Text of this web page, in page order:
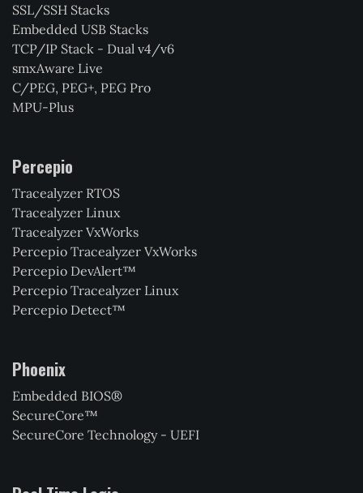
SSL/SSH Stacks
Embedded USB Stacks
TCP/IP Stack - Dual v4/v6
smxAware Live
C/PEG, PEG+, PEG Pro
MPU-Plus
Percepio
Tracealyzer RTOS
Tracealyzer Linux
Tracealyzer VxWorks
Percepio Tracealyzer VxWorks
Percepio DevAlert™
Percepio Tracealyzer Linux
Percepio Detect™
Phoenix
Embedded BIOS®
SecureCore™
SecureCore Technology - UEFI